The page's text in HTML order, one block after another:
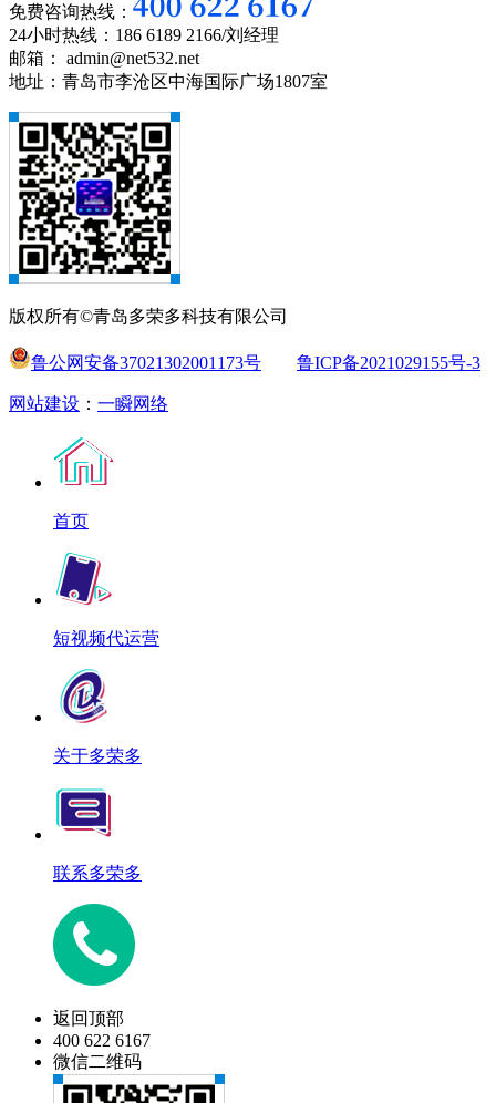
免费咨询热线：
24小时热线：186 6189 2166/刘经理
邮箱： admin@net532.net
地址：青岛市李沧区中海国际广场1807室
版权所有©青岛多荣多科技有限公司
鲁公网安备37021302001173号 鲁ICP备2021029155号-3
网站建设 ： 一瞬网络
首页
短视频代运营
关于多荣多
联系多荣多
返回顶部
400 622 6167
微信二维码